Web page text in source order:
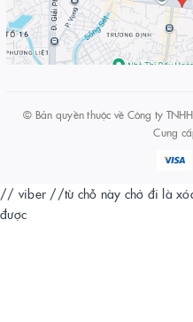
© Bản quyền thuộc về Công ty
Cung
// viber //từ chỗ này chở đi là
được